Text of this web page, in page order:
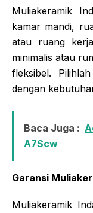
Muliakeramik
kamar mandi,
atau ruang
minimalis atau
fleksibel.
dengan
Baca Juga :
A7Scw
Garansi
Muliakeramik